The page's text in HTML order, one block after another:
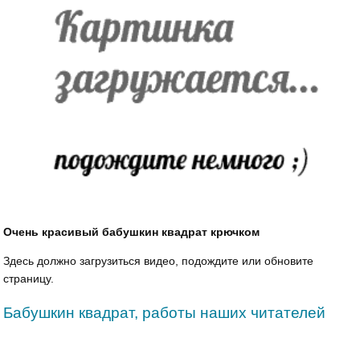
Очень красивый бабушкин квадрат крючком
Здесь должно загрузиться видео, подождите или обновите
страницу.
Бабушкин квадрат, работы наших читателей